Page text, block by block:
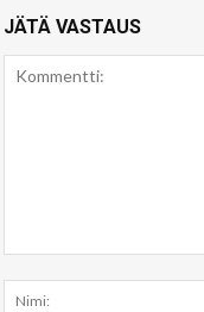
JÄTÄ VASTAUS